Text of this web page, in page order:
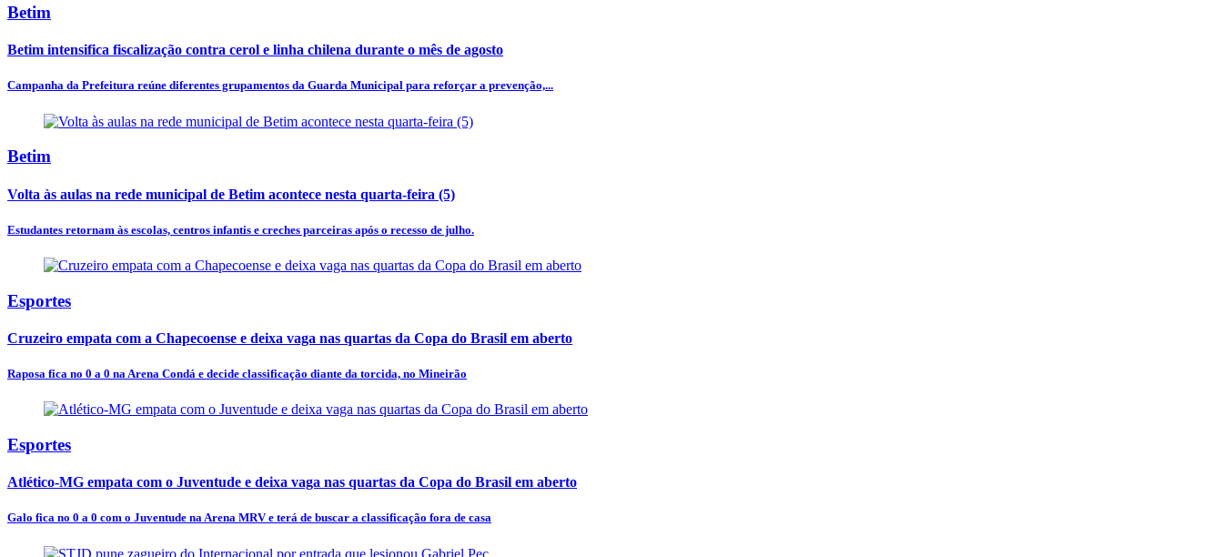
Betim
Betim intensifica fiscalização contra cerol e linha chilena durante o mês de agosto
Campanha da Prefeitura reúne diferentes grupamentos da Guarda Municipal para reforçar a prevenção,...
Betim
Volta às aulas na rede municipal de Betim acontece nesta quarta-feira (5)
Estudantes retornam às escolas, centros infantis e creches parceiras após o recesso de julho.
Esportes
Cruzeiro empata com a Chapecoense e deixa vaga nas quartas da Copa do Brasil em aberto
Raposa fica no 0 a 0 na Arena Condá e decide classificação diante da torcida, no Mineirão
Esportes
Atlético-MG empata com o Juventude e deixa vaga nas quartas da Copa do Brasil em aberto
Galo fica no 0 a 0 com o Juventude na Arena MRV e terá de buscar a classificação fora de casa